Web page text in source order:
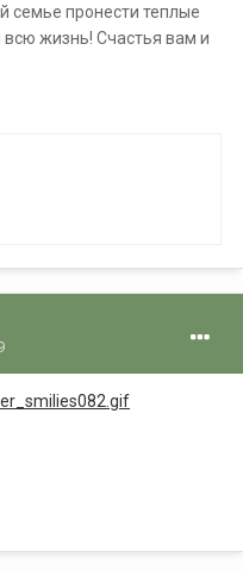
семье пронести теплые
жизнь! Счастья вам и